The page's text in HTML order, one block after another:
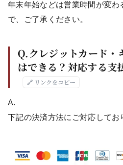
年末年始などは営業時間が変
で、ご了承ください。
Q.クレジットカード・
はできる？対応する支
🔗 リンクをコピー
A.
下記の決済方法にご対応してお